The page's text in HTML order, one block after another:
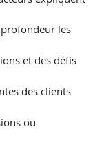
les
et des défis
des clients
ou